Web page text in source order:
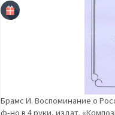
Брамс И. Воспоминание о
ф-но в 4 руки, издат.